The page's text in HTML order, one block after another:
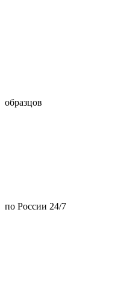
образцов
по России 24/7